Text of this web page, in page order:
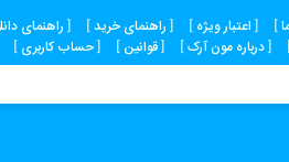
اعتبار ویژه راهنمای خرید راهنمای
درباره مون آرک قوانین
حساب کاربری